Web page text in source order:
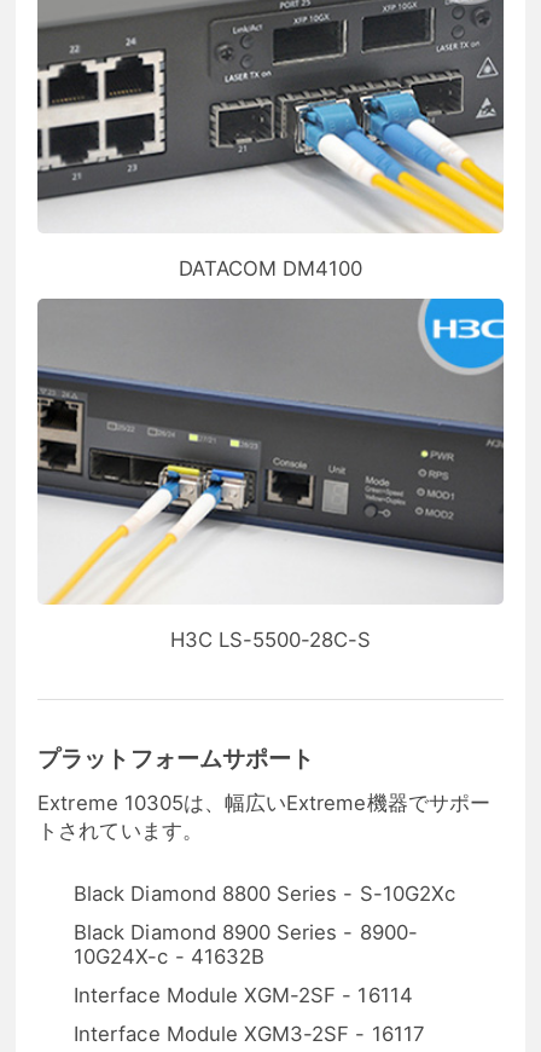
DATACOM DM4100
H3C LS-5500-28C-S
プラットフォームサポート
Extreme 10305は、幅広いExtreme機器でサポー
トされています。
Black Diamond 8800 Series - S-10G2Xc
Black Diamond 8900 Series - 8900-
10G24X-c - 41632B
Interface Module XGM-2SF - 16114
Interface Module XGM3-2SF - 16117